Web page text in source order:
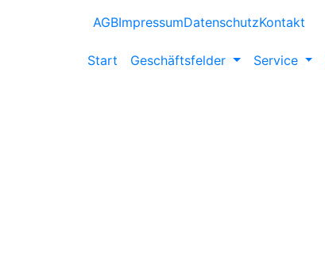
AGBImpressumDatenschutzKontakt
Start Geschäftsfelder Service